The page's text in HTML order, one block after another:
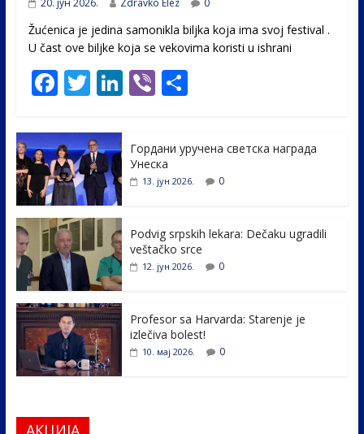
Žućenica je jedina samonikla biljka koja ima svoj festival .
U čast ovе biljke koja se vekovima koristi u ishrani
F
e
b
o
o
k
T
itt
er
Li
e
dI
Vi S
e
Гордани уручена светска награда
Унеска
13. јун 2026. 0
Podvig srpskih lekara: Dečaku ugradili
veštačko srce
12. јун 2026. 0
Profesor sa Harvarda: Starenje je
izlečiva bolest!
10. мај 2026. 0
АКЦИЈА